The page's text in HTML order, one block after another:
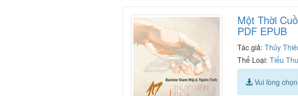
Một Thời
PDF EPUB
Tác giả:Thủy
Thể Loại:Tiểu
Vui lòng